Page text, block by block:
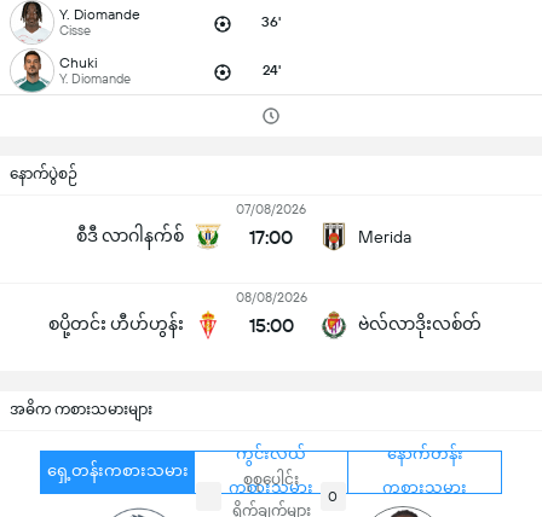
Y. Diomande
Cisse 36'
Chuki
Y. Diomande 24'
နောက်ပွဲစဉ်
စီဒီ လာဂါနက်စ်
07/08/2026
17:00 Merida
စပို့တင်း ဟီဟ်ဟွန်း
08/08/2026
15:00 ဗဲလ်လာဒိုးလစ်တ်
အဓိက ကစားသမားများ
ရှေ့တန်းကစားသမား
ကွင်းလယ်
ကစားသမား
နောက်တန်း
ကစားသမား
စုစုပေါင်း
ရိုက်ချက်များ
0